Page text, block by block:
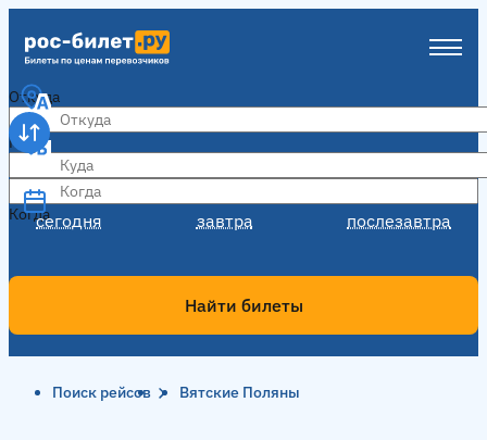
Откуда
Куда
Когда
сегодня завтра послезавтра
Когда
Найти билеты
Поиск рейсов Вятские Поляны